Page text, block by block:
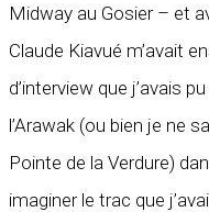
Midway au Gosier – et
Claude Kiavué m’avait
d’interview que j’avais
l’Arawak (ou bien je ne
Pointe de la Verdure)
imaginer le trac que